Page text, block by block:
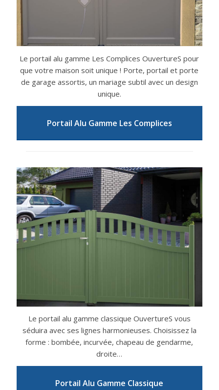
Le portail alu gamme Les Complices OuvertureS pour
que votre maison soit unique ! Porte, portail et porte
de garage assortis, un mariage subtil avec un design
unique.
Portail Alu Gamme Les Complices
Le portail alu gamme classique OuvertureS vous
séduira avec ses lignes harmonieuses. Choisissez la
forme : bombée, incurvée, chapeau de gendarme,
droite…
Portail Alu Gamme Classique